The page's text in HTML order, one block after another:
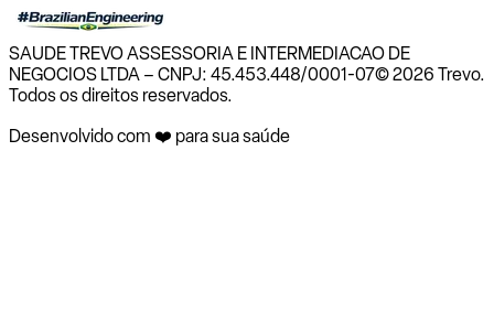
SAUDE TREVO ASSESSORIA E INTERMEDIACAO DE
NEGOCIOS LTDA – CNPJ: 45.453.448/0001-07© 2026 Trevo.
Todos os direitos reservados.
Desenvolvido com ❤️ para sua saúde